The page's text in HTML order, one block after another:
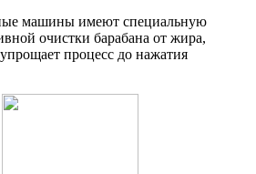
машины имеют специальную
очистки барабана от жира,
процесс до нажатия